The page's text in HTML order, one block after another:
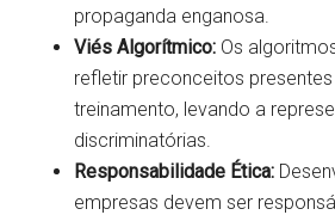
propaganda enganosa.
Viés Algorítmico: Os
refletir preconceitos
treinamento, levando a
discriminatórias.
Responsabilidade Ética:
empresas devem ser